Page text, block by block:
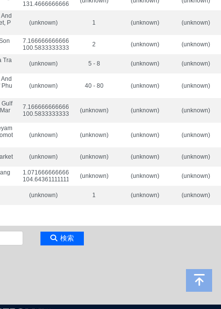
131.46666666666667
P
(unknown) 1 (unknown) (unknown)
7.166666666666667/
100.58333333333333
2 (unknown) (unknown)
Tra (unknown) 5 - 8 (unknown) (unknown)
Phu
(unknown) 40 - 80 (unknown) (unknown)
Gulf
7.166666666666667/
100.58333333333333(unknown) (unknown) (unknown)
(unknown) (unknown) (unknown) (unknown)
(unknown) (unknown) (unknown) (unknown)
1.0716666666666665/
104.64361111111111
(unknown) (unknown) (unknown)
(unknown) 1 (unknown) (unknown)
検索